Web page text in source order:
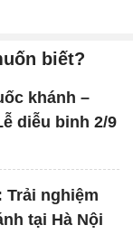
biết?
khánh –
diễu binh 2/9
nghiệm
tại Hà Nội